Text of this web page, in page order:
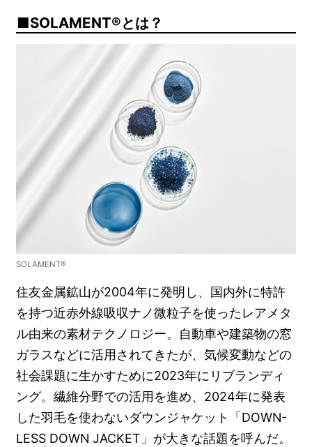
SOLAMENT®とは？
SOLAMENT®
住友金属鉱山が2004年に発明し、国内外に特許
を持つ近赤外線吸収ナノ微粒子を使ったレアメタ
ル由来の素材テクノロジー。自動車や建築物の窓
ガラスなどに活用されてきたが、気候変動などの
社会課題に生かすために2023年にリブランディ
ング。繊維分野での活用を進め、2024年に発表
した羽毛を使わないダウンジャケット「DOWN-
LESS DOWN JACKET」が大きな話題を呼んだ。